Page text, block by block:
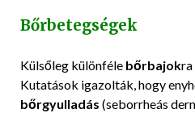
Bőrbetegségek
Külsőleg különféle bőrbajokra
Kutatások igazolták, hogy
bőrgyulladás (seborrheás